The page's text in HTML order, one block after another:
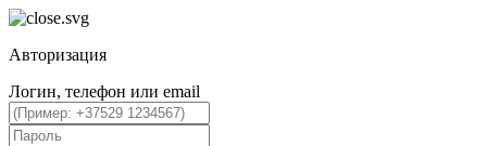
Авторизация
Логин, телефон или email